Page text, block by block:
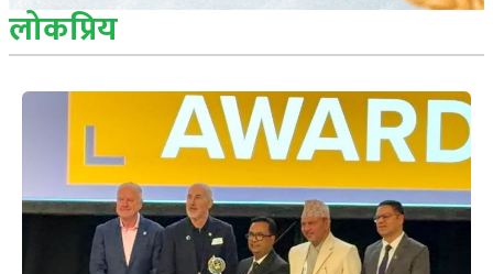
लोकप्रिय